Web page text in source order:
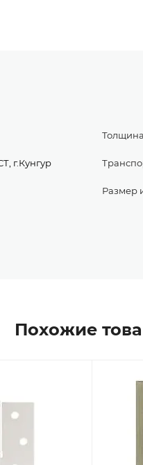
г.Кунгур
Размер
Похожие